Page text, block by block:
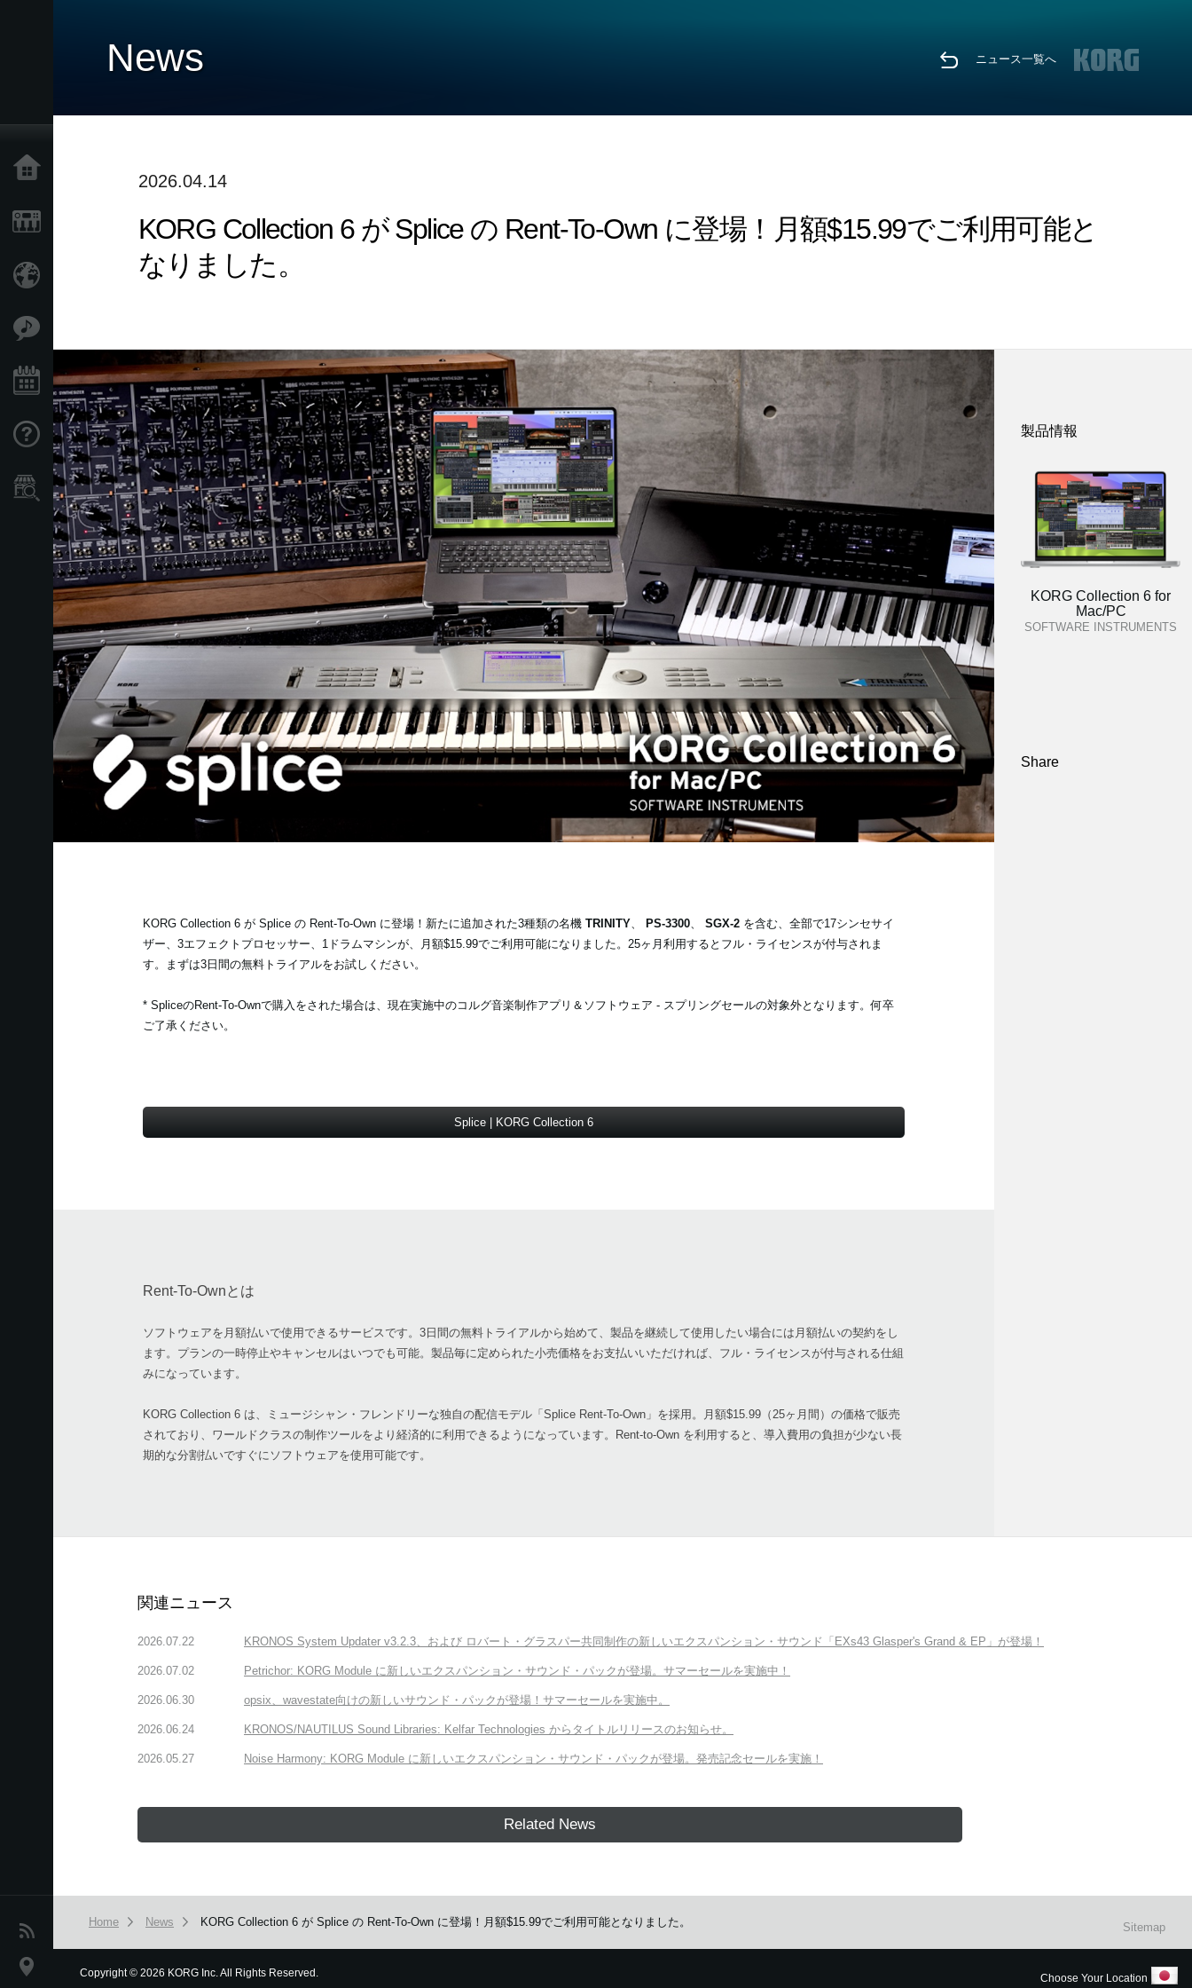
Import Products
Events
Support
Store Locator
News
Location
News ニュース一覧へ
2026.04.14
KORG Collection 6 が Splice の Rent-To-Own に登場！月額$15.99でご利用可能と
なりました。
KORG Collection 6 が Splice の Rent-To-Own に登場！新たに追加された3種類の名機 TRINITY、 PS-3300、 SGX-2を含む、全部で17シンセサイ
ザー、3エフェクトプロセッサー、1ドラムマシンが、月額$15.99でご利用可能になりました。25ヶ月利用するとフル・ライセンスが付与されま
す。まずは3日間の無料トライアルをお試しください。
* SpliceのRent-To-Ownで購入をされた場合は、現在実施中のコルグ音楽制作アプリ＆ソフトウェア - スプリングセールの対象外となります。何卒
ご了承ください。
Splice | KORG Collection 6
Rent-To-Ownとは
ソフトウェアを月額払いで使用できるサービスです。3日間の無料トライアルから始めて、製品を継続して使用したい場合には月額払いの契約をし
ます。プランの一時停止やキャンセルはいつでも可能。製品毎に定められた小売価格をお支払いいただければ、フル・ライセンスが付与される仕組
みになっています。
KORG Collection 6 は、ミュージシャン・フレンドリーな独自の配信モデル「Splice Rent-To-Own」を採用。月額$15.99（25ヶ月間）の価格で販売
されており、ワールドクラスの制作ツールをより経済的に利用できるようになっています。Rent-to-Own を利用すると、導入費用の負担が少ない長
期的な分割払いですぐにソフトウェアを使用可能です。
製品情報
KORG Collection 6 for
Mac/PC
SOFTWARE INSTRUMENTS
Share
関連ニュース
2026.07.22 KRONOS System Updater v3.2.3、および ロバート・グラスパー共同制作の新しいエクスパンション・サウンド「EXs43 Glasper's Grand & EP」が登場！
2026.07.02 Petrichor: KORG Module に新しいエクスパンション・サウンド・パックが登場。サマーセールを実施中！
2026.06.30 opsix、wavestate向けの新しいサウンド・パックが登場！サマーセールを実施中。
2026.06.24 KRONOS/NAUTILUS Sound Libraries: Kelfar Technologies からタイトルリリースのお知らせ。
2026.05.27 Noise Harmony: KORG Module に新しいエクスパンション・サウンド・パックが登場。発売記念セールを実施！
Related News
Home News KORG Collection 6 が Splice の Rent-To-Own に登場！月額$15.99でご利用可能となりました。 Sitemap
Copyright© 2026 KORG Inc. All Rights Reserved. Choose Your Location